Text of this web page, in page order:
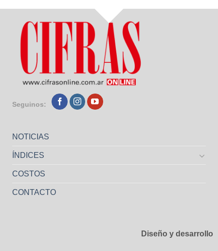
Seguinos:
NOTICIAS
ÍNDICES
COSTOS
CONTACTO
Diseño y desarrollo